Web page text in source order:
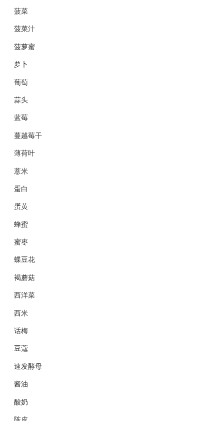
菠菜
菠菜汁
菠萝蜜
萝卜
葡萄
蒜头
蓝莓
蔓越莓干
薄荷叶
薏米
蛋白
蛋黄
蜂蜜
蜜枣
蝶豆花
褐蘑菇
西洋菜
西米
话梅
豆蔻
速发酵母
酱油
酸奶